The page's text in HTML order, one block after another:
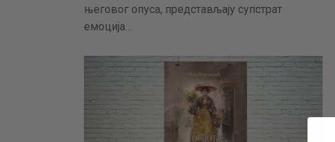
његовог опуса, представљају супстрат
емоција…